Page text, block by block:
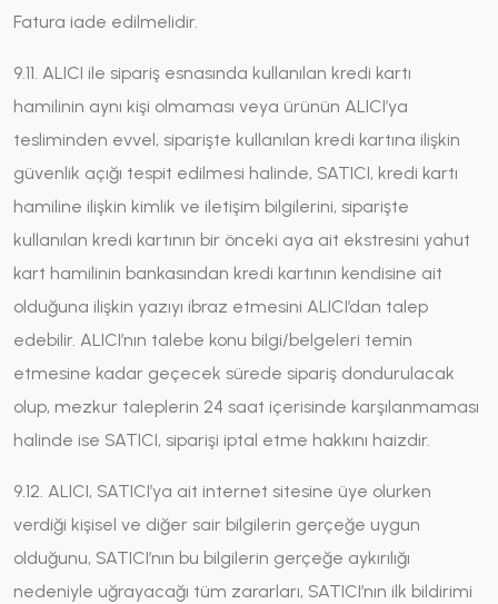
Fatura iade edilmelidir.
9.11. ALICI ile sipariş esnasında kullanılan kredi kartı
hamilinin aynı kişi olmaması veya ürünün ALICI’ya
tesliminden evvel, siparişte kullanılan kredi kartına ilişkin
güvenlik açığı tespit edilmesi halinde, SATICI, kredi kartı
hamiline ilişkin kimlik ve iletişim bilgilerini, siparişte
kullanılan kredi kartının bir önceki aya ait ekstresini yahut
kart hamilinin bankasından kredi kartının kendisine ait
olduğuna ilişkin yazıyı ibraz etmesini ALICI’dan talep
edebilir. ALICI’nın talebe konu bilgi/belgeleri temin
etmesine kadar geçecek sürede sipariş dondurulacak
olup, mezkur taleplerin 24 saat içerisinde karşılanmaması
halinde ise SATICI, siparişi iptal etme hakkını haizdir.
9.12. ALICI, SATICI’ya ait internet sitesine üye olurken
verdiği kişisel ve diğer sair bilgilerin gerçeğe uygun
olduğunu, SATICI’nın bu bilgilerin gerçeğe aykırılığı
nedeniyle uğrayacağı tüm zararları, SATICI’nın ilk bildirimi